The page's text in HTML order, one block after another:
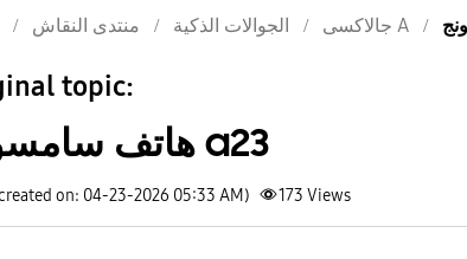
منتدى النقاش الجوالات الذكية جالاكسى A
topic:
هاتف سامسونج a23
on: 04-23-2026 05:33 AM) 173 Views